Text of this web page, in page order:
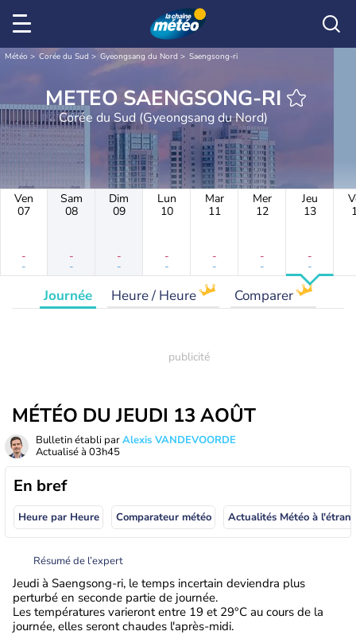
Météo Corée du Sud Gyeongsang du Nord Saengsong-ri
METEO SAENGSONG-RI
Corée du Sud (Gyeongsang du Nord)
Ven
07
-
-
Sam
08
-
-
Dim
09
-
-
Lun
10
-
-
Mar
11
-
-
Mer
12
-
-
Jeu
13
-
-
Journée Heure / Heure Comparer
MÉTÉO DU JEUDI 13 AOÛT
Bulletin établi parAlexis VANDEVOORDE
Actualisé à 03h45
En bref
Heure par Heure Comparateur météo
Résumé de l’expert
Jeudi à Saengsong-ri, le temps incertain deviendra plus
perturbé en seconde partie de journée.
Les températures varieront entre 19 et 29°C au cours de la
journée, elles seront chaudes l'après-midi.